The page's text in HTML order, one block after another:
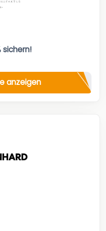
sichern!
anzeigen